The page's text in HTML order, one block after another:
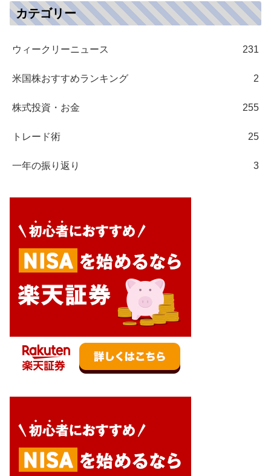
カテゴリー
ウィークリーニュース 231
米国株おすすめランキング 2
株式投資・お金 255
トレード術 25
一年の振り返り 3